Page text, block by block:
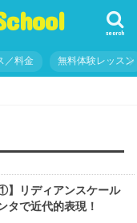
search
／料金 無料体験レッスン
】リディアンスケール
タで近代的表現！